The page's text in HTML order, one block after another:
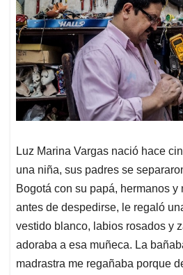
Luz Marina Vargas nació hace
una niña, sus padres se
Bogotá con su papá, hermanos y
antes de despedirse, le regaló
vestido blanco, labios rosados y
adoraba a esa muñeca. La
madrastra me regañaba porque